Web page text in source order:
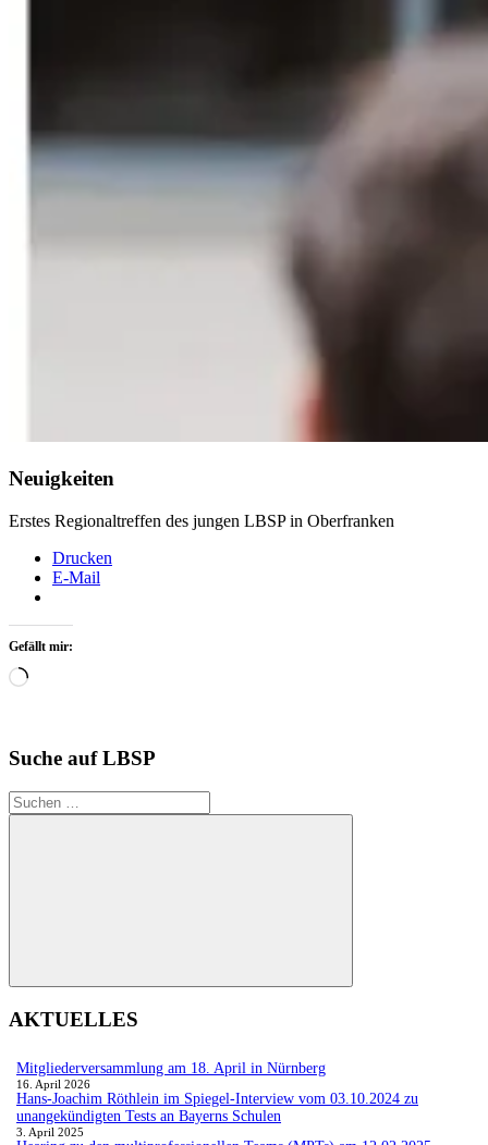
Neuigkeiten
Erstes Regionaltreffen des jungen LBSP in Oberfranken
Drucken
E-Mail
Gefällt mir:
Wird
Suche auf LBSP
Suchen
nach:
Suchen
AKTUELLES
Mitgliederversammlung am 18. April in Nürnberg
16. April 2026
Hans-Joachim Röthlein im Spiegel-Interview vom 03.10.2024 zu
unangekündigten Tests an Bayerns Schulen
3. April 2025